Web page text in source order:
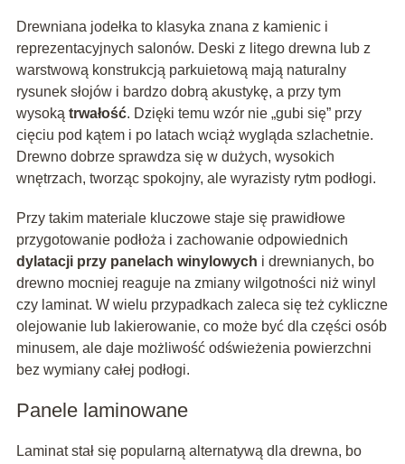
Drewniana jodełka to klasyka znana z kamienic i
reprezentacyjnych salonów. Deski z litego drewna lub z
warstwową konstrukcją parkuietową mają naturalny
rysunek słojów i bardzo dobrą akustykę, a przy tym
wysoką trwałość. Dzięki temu wzór nie „gubi się” przy
cięciu pod kątem i po latach wciąż wygląda szlachetnie.
Drewno dobrze sprawdza się w dużych, wysokich
wnętrzach, tworząc spokojny, ale wyrazisty rytm podłogi.
Przy takim materiale kluczowe staje się prawidłowe
przygotowanie podłoża i zachowanie odpowiednich
dylatacji przy panelach winylowych i drewnianych, bo
drewno mocniej reaguje na zmiany wilgotności niż winyl
czy laminat. W wielu przypadkach zaleca się też cykliczne
olejowanie lub lakierowanie, co może być dla części osób
minusem, ale daje możliwość odświeżenia powierzchni
bez wymiany całej podłogi.
Panele laminowane
Laminat stał się popularną alternatywą dla drewna, bo